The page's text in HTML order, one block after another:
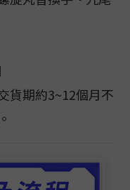
貨期約3~12個月不